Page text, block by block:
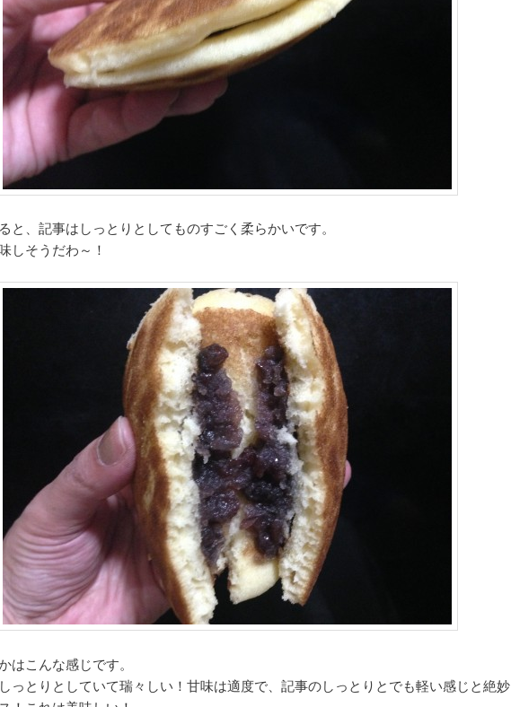
と、記事はしっとりとしてものすごく柔らかいです。
しそうだわ～！
はこんな感じです。
っとりとしていて瑞々しい！甘味は適度で、記事のしっとりとでも軽い感じと絶妙